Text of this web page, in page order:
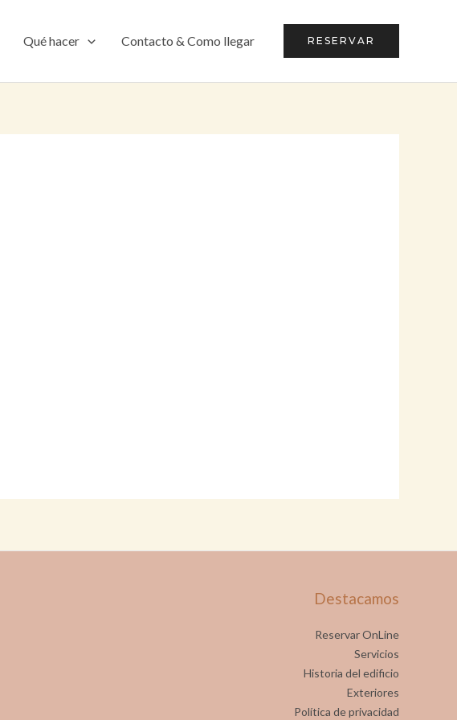
Qué hacer Contacto & Como llegar RESERVAR
Destacamos
Reservar OnLine
Servicios
Historia del edificio
Exteriores
Política de privacidad